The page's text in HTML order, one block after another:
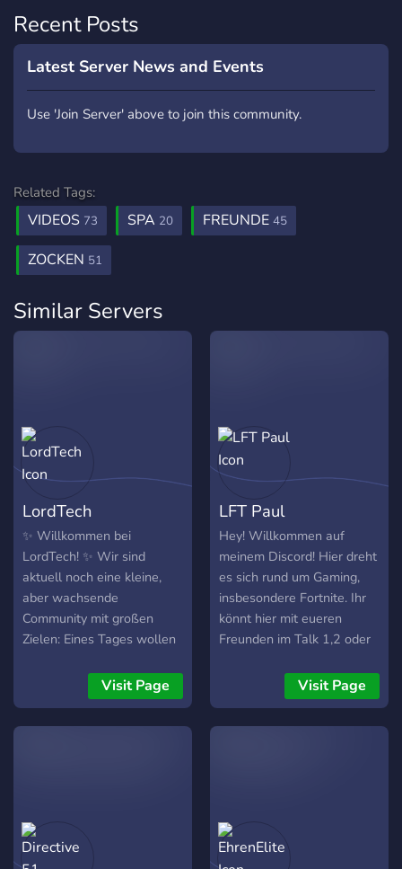
Recent Posts
Latest Server News and Events
Use 'Join Server' above to join this community.
Related Tags:
VIDEOS 73 SPA 20 FREUNDE 45
ZOCKEN 51
Similar Servers
LordTech
✨ Willkommen bei
LordTech! ✨ Wir sind
aktuell noch eine kleine,
aber wachsende
Community mit großen
Zielen: Eines Tages wollen
Servern in Deutschland
gehören. Bei uns steht
Spaß, Respekt und ein
hier findest du immer nette
Leute. 🎮 Schon bald geht
Visit Page
LFT Paul
Hey! Willkommen auf
meinem Discord! Hier dreht
es sich rund um Gaming,
insbesondere Fortnite. Ihr
könnt hier mit eueren
Freunden im Talk 1,2 oder
kennenlernen, zocken usw...
Für gute Stimmung sorgt
der Rythm Bot, der immer
könnt ihr neue Mates
finden, euch über das
Visit Page